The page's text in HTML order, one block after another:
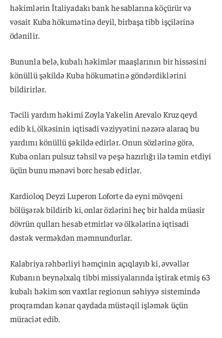
həkimlərin İtaliyadakı bank hesablarına köçürür və
vəsait Kuba hökumətinə deyil, birbaşa tibb işçilərinə
ödənilir.
Bununla belə, kubalı həkimlər maaşlarının bir hissəsini
könüllü şəkildə Kuba hökumətinə göndərdiklərini
bildirirlər.
Təcili yardım həkimi Zoyla Yakelin Arevalo Kruz qeyd
edib ki, ölkəsinin iqtisadi vəziyyətini nəzərə alaraq bu
yardımı könüllü şəkildə edirlər. Onun sözlərinə görə,
Kuba onları pulsuz təhsil və peşə hazırlığı ilə təmin etdiyi
üçün bunu mənəvi borc hesab edirlər.
Kardioloq Deyzi Luperon Loforte də eyni mövqeni
bölüşərək bildirib ki, onlar özlərini heç bir halda müasir
dövrün qulları hesab etmirlər və ölkələrinə iqtisadi
dəstək verməkdən məmnundurlar.
Kalabriya rəhbərliyi həmçinin açıqlayıb ki, əvvəllər
Kubanın beynəlxalq tibbi missiyalarında iştirak etmiş 63
kubalı həkim son vaxtlar regionun səhiyyə sistemində
proqramdan kənar qaydada müstəqil işləmək üçün
müraciət edib.